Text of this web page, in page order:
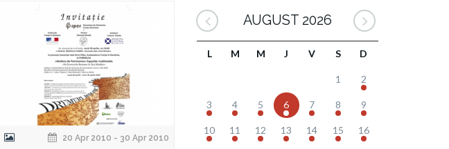
20 Apr 2010 - 30 Apr 2010
AUGUST 2026
L M M J V S D
1 2
3 4 5 6 7 8 9
10 11 12 13 14 15 16